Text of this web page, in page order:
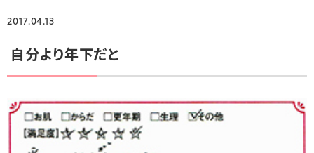
2017.04.13
自分より年下だと